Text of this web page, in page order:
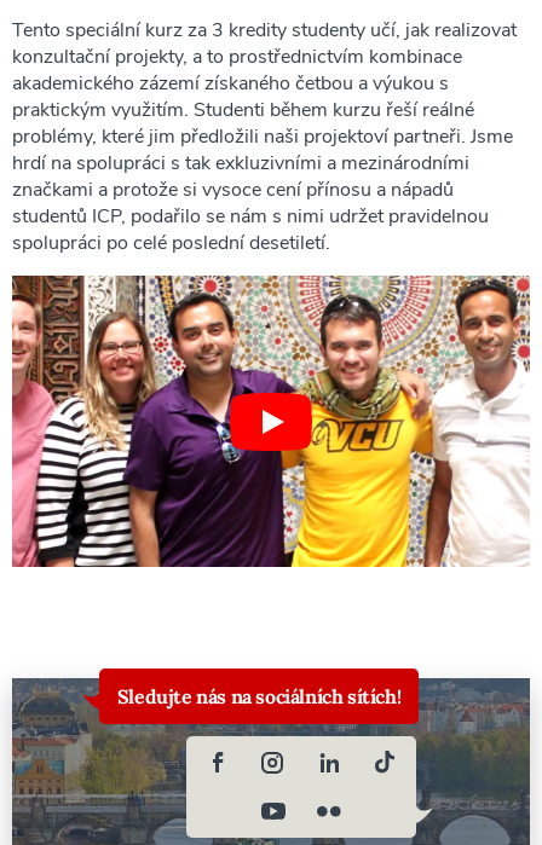
Tento speciální kurz za 3 kredity studenty učí, jak realizovat
konzultační projekty, a to prostřednictvím kombinace
akademického zázemí získaného četbou a výukou s
praktickým využitím. Studenti během kurzu řeší reálné
problémy, které jim předložili naši projektoví partneři. Jsme
hrdí na spolupráci s tak exkluzivními a mezinárodními
značkami a protože si vysoce cení přínosu a nápadů
studentů ICP, podařilo se nám s nimi udržet pravidelnou
spolupráci po celé poslední desetiletí.
Sledujte nás na sociálních sítích!